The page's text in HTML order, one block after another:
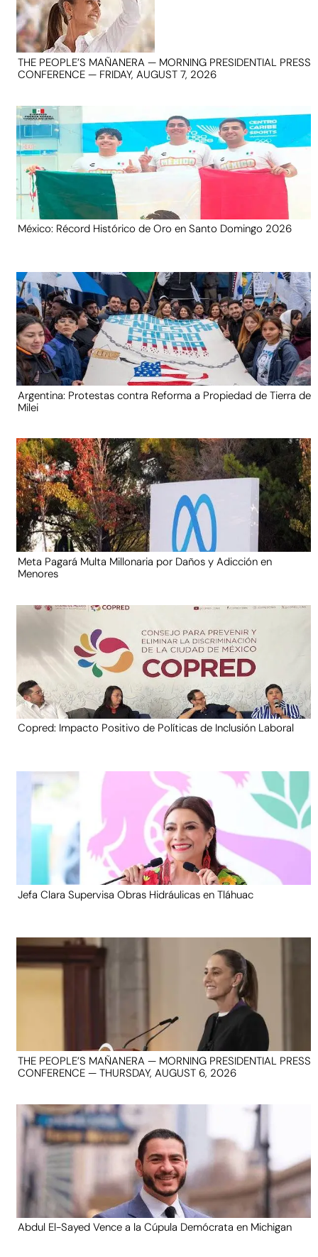
THE PEOPLE’S MAÑANERA — MORNING PRESIDENTIAL PRESS
CONFERENCE — FRIDAY, AUGUST 7, 2026
México: Récord Histórico de Oro en Santo Domingo 2026
Argentina: Protestas contra Reforma a Propiedad de Tierra de
Milei
Meta Pagará Multa Millonaria por Daños y Adicción en
Menores
Copred: Impacto Positivo de Políticas de Inclusión Laboral
Jefa Clara Supervisa Obras Hidráulicas en Tláhuac
THE PEOPLE’S MAÑANERA — MORNING PRESIDENTIAL PRESS
CONFERENCE — THURSDAY, AUGUST 6, 2026
Abdul El-Sayed Vence a la Cúpula Demócrata en Michigan